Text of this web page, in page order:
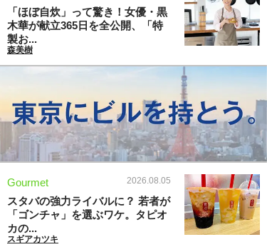
「ほぼ自炊」って驚き！女優・黒
木華が献立365日を全公開、「特
製お...
森美樹
Gourmet 2026.08.05
スタバの強力ライバルに？ 若者が
「ゴンチャ」を選ぶワケ。タピオ
カの...
スギアカツキ